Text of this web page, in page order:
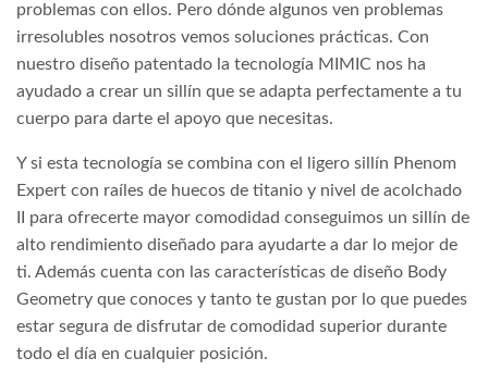
problemas con ellos. Pero dónde algunos ven problemas
irresolubles nosotros vemos soluciones prácticas. Con
nuestro diseño patentado la tecnología MIMIC nos ha
ayudado a crear un sillín que se adapta perfectamente a tu
cuerpo para darte el apoyo que necesitas.
Y si esta tecnología se combina con el ligero sillín Phenom
Expert con raíles de huecos de titanio y nivel de acolchado
II para ofrecerte mayor comodidad conseguimos un sillín de
alto rendimiento diseñado para ayudarte a dar lo mejor de
ti. Además cuenta con las características de diseño Body
Geometry que conoces y tanto te gustan por lo que puedes
estar segura de disfrutar de comodidad superior durante
todo el día en cualquier posición.